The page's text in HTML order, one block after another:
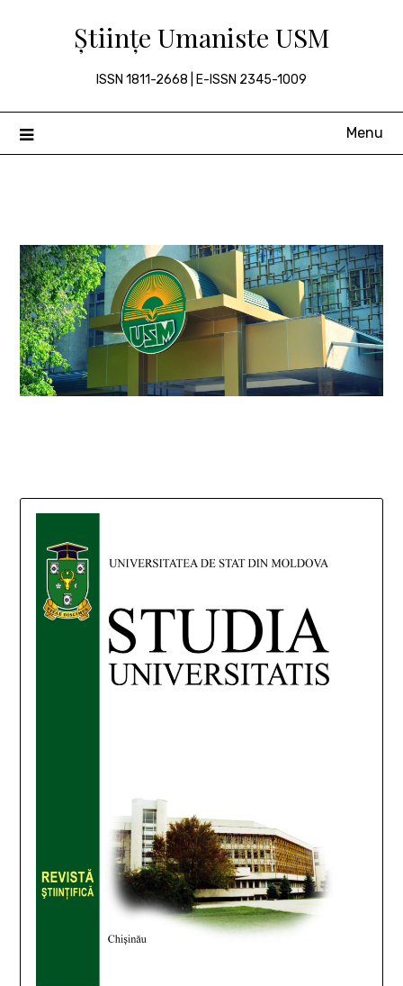
Științe Umaniste USM
ISSN 1811-2668 | E-ISSN 2345-1009
Menu